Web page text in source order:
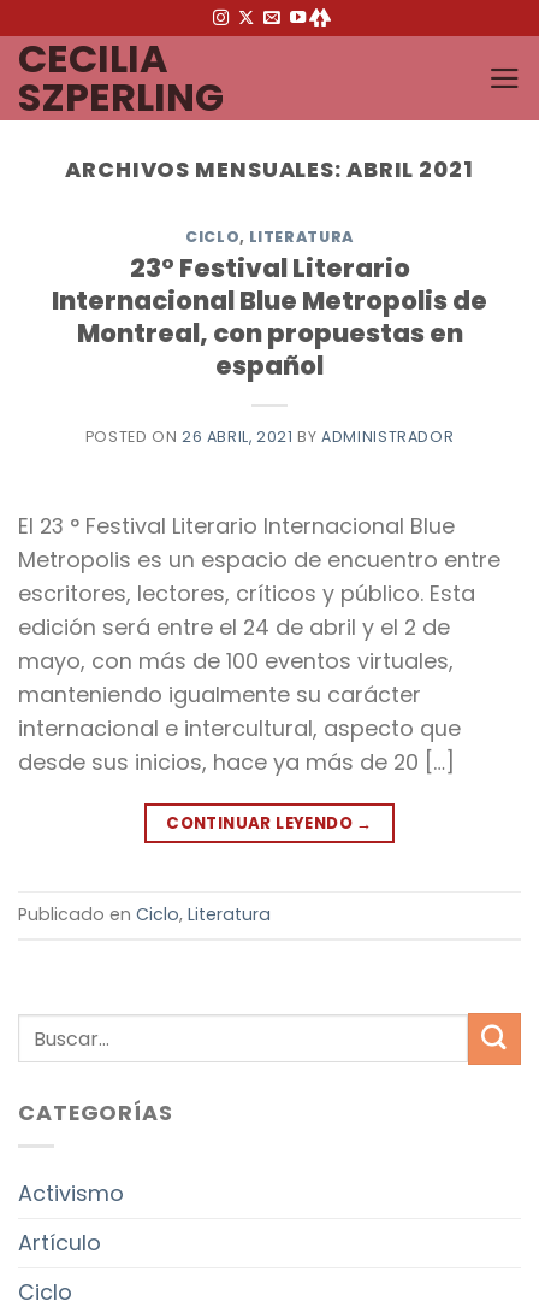
contenido
CECILIA
SZPERLING
ARCHIVOS MENSUALES: ABRIL 2021
CICLO, LITERATURA
23° Festival Literario
Internacional Blue Metropolis de
Montreal, con propuestas en
español
POSTED ON 26 ABRIL, 2021 BYADMINISTRADOR
El 23 ° Festival Literario Internacional Blue
Metropolis es un espacio de encuentro entre
escritores, lectores, críticos y público. Esta
edición será entre el 24 de abril y el 2 de
mayo, con más de 100 eventos virtuales,
manteniendo igualmente su carácter
internacional e intercultural, aspecto que
desde sus inicios, hace ya más de 20 […]
CONTINUAR LEYENDO →
Publicado en Ciclo, Literatura
CATEGORÍAS
Activismo
Artículo
Ciclo